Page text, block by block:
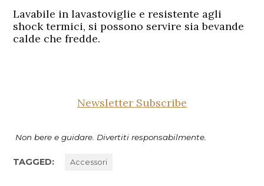
Lavabile in lavastoviglie e resistente agli
shock termici, si possono servire sia bevande
calde che fredde.
Newsletter Subscribe
Non bere e guidare. Divertiti responsabilmente.
TAGGED: Accessori